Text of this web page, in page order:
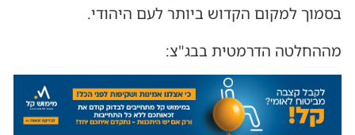
בסמוך למקום הקדוש ביותר לעם היהודי.
מההחלטה הדרמטית בבג"צ: